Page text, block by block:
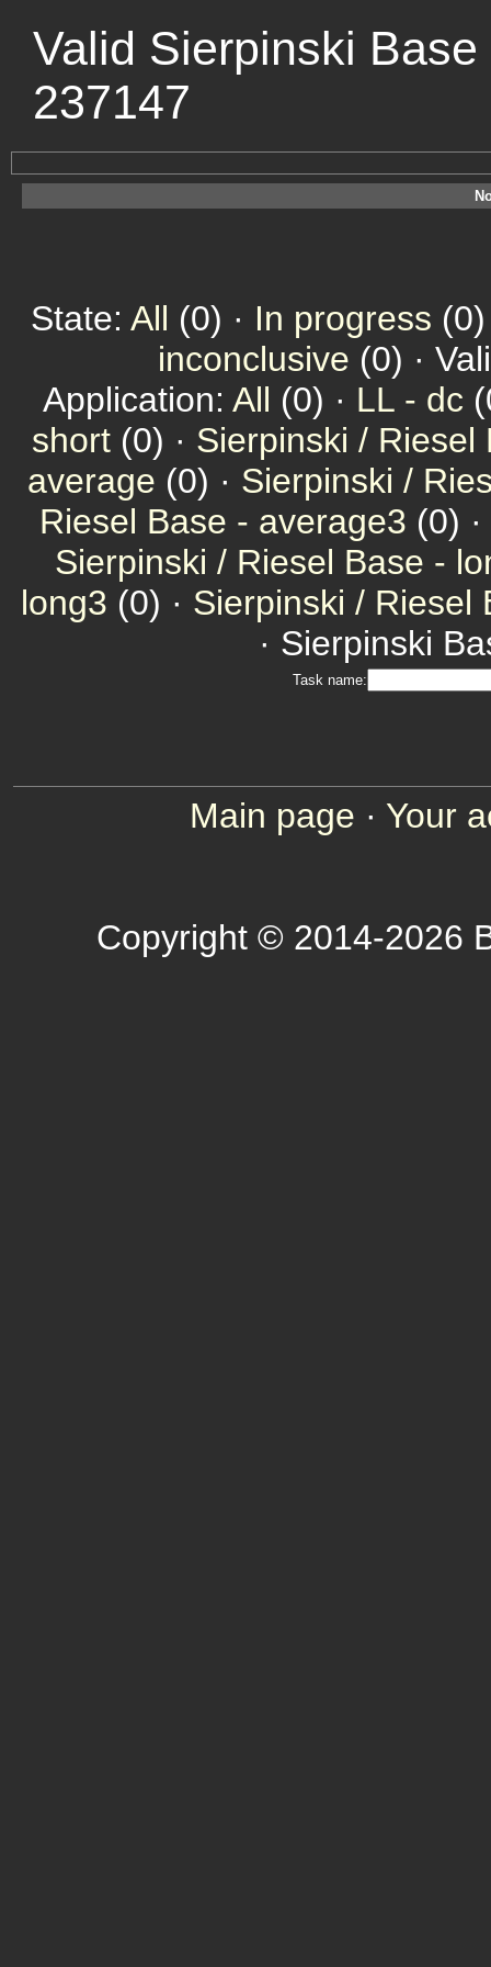
Valid Sierpinski
237147
State: All (0) · In progress
inconclusive (0) ·
Application: All (0) · LL - dc
short (0) · Sierpinski / Riesel
average (0) · Sierpinski /
Riesel Base - average3 (0) ·
Sierpinski / Riesel Base -
long3 (0) · Sierpinski / Riesel
· Sierpinski
Task name:
Main page · Your
Copyright © 2014-2026